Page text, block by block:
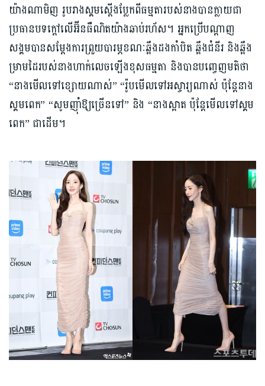
យ៉ាង​ណា​មិញ រូប​រាងស្គម​ស្ដើង​ប្លែកពីធម្មតា​របស់​នាង​បាន​ក្លាយ​ជា​
ប្រធាន​បទ​ក្ដៅ​លើ​អ៊ីនធឺណិត​យ៉ាង​ឆាប់​រហ័ស។ អ្នក​ប្រើ​បណ្ដាញ​
សង្គម​បាន​សម្ដែង​ការ​ព្រួយ​បារម្ភខណៈឆ្អឹងដងកាំបិត ឆ្អឹងជំនីរ និងឆ្អឹង
ម្រាមដៃរបស់នាងហាក់លេចឡើងខុសធម្មតា និងបាន​បញ្ចេញ​មតិ​ថា
“នាង​មើល​ទៅ​ខ្សោយ​ណាស់” “រ៉ូប​មើល​ទៅ​អស្ចារ្យ​ណាស់ ប៉ុន្តែ​នាង​
ស្គម​ពេក” “សូម​ញ៉ាំឱ្យ​ច្រើនទៅ” និង “នាង​ស្អាត ប៉ុន្តែ​មើល​ទៅ​ស្គម​
ពេក”​ ជាដើម។